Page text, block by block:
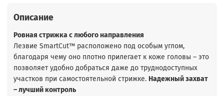
Описание
Ровная стрижка с любого направления
Лезвие SmartCut™ расположено под особым углом,
благодаря чему оно плотно прилегает к коже головы – это
позволяет удобно добраться даже до труднодоступных
участков при самостоятельной стрижке. Надежный захват
– лучший контроль